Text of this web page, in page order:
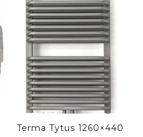
Terma Tytus 1260×440